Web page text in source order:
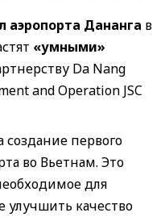
Дананга в
«умными»
Da Nang
and Operation JSC
создание первого
во Вьетнам. Это
для
улучшить качество